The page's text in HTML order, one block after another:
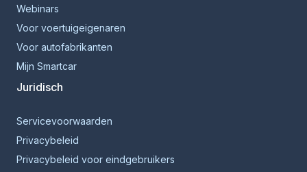
Webinars
Voor voertuigeigenaren
Voor autofabrikanten
Mijn Smartcar
Juridisch
Servicevoorwaarden
Privacybeleid
Privacybeleid voor eindgebruikers